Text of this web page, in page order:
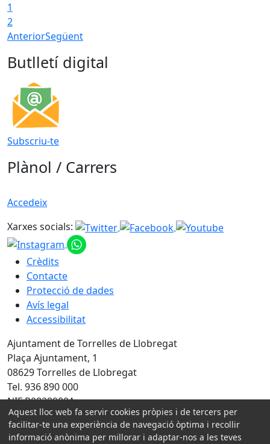
1
2
AnteriorSegüent
Butlletí digital
Subscriu-te
Plànol / Carrers
Accedeix
Xarxes socials:
Crèdits
Contacte
Protecció de dades
Avís legal
Accessibilitat
Ajuntament de Torrelles de Llobregat
Plaça Ajuntament, 1
08629 Torrelles de Llobregat
Tel. 936 890 000
NIF P0828900A
Amb la col·laboració de:
Aquest lloc web fa servir cookies pròpies i de tercers per
facilitar-te una experiència de navegació òptima i recollir
informació anònima per millorar i adaptar-nos a les teves